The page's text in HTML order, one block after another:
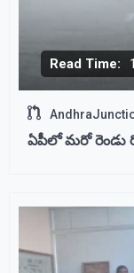
Read Time:
ఏపీలో మరో రెండు